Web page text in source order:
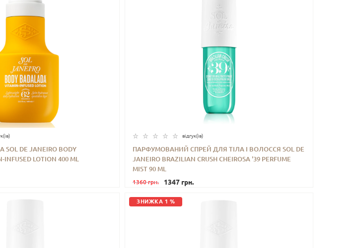
DE JANEIRO BODY
LOTION 400 ML
відгук(iв)
ПАРФУМОВАНИЙ СПРЕЙ ДЛЯ ТІЛА І ВОЛОССЯ SOL DE
JANEIRO BRAZILIAN CRUSH CHEIROSA '39 PERFUME
MIST 90 ML
1360 грн. 1347 грн.
-
ЗНИЖКА 1 %